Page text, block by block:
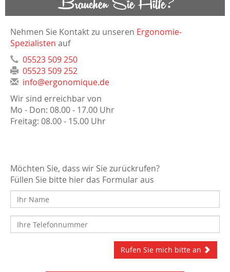
Nehmen Sie Kontakt zu unseren Ergonomie-
Spezialisten auf
05523 509 250
05523 509 252
info@ergonomique.de
Wir sind erreichbar von
Mo - Don: 08.00 - 17.00 Uhr
Freitag: 08.00 - 15.00 Uhr
Möchten Sie, dass wir Sie zurückrufen?
Füllen Sie bitte hier das Formular aus
Rufen Sie mich bitte an